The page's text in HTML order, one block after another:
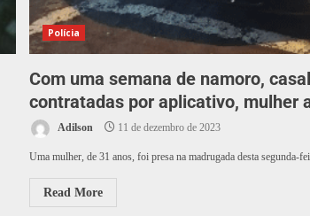
Polícia
Com uma semana de namoro,
contratadas por aplicativo, mulher
Adilson 11 de dezembro de 2023
Uma mulher, de 31 anos, foi presa na madrugada desta segunda-
Read More